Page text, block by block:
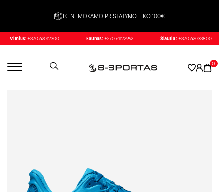
IKI NEMOKAMO PRISTATYMO LIKO 100€
Vilnius: +370 62012300 Kaunas: +370 61122992 Šiauliai: +370 62033800
0